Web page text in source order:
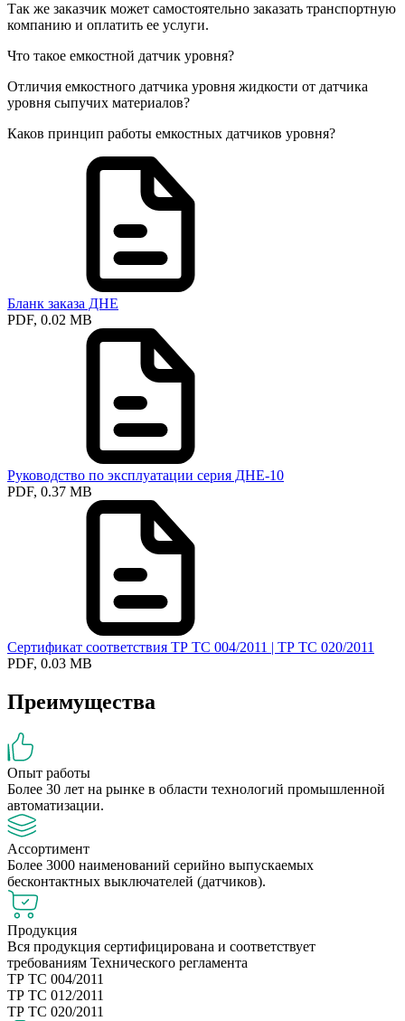
Так же заказчик может самостоятельно заказать транспортную
компанию и оплатить ее услуги.
Что такое емкостной датчик уровня?
Отличия емкостного датчика уровня жидкости от датчика
уровня сыпучих материалов?
Каков принцип работы емкостных датчиков уровня?
Бланк заказа ДНЕ
PDF, 0.02 MB
Руководство по эксплуатации серия ДНЕ-10
PDF, 0.37 MB
Сертификат соответствия ТР ТС 004/2011 | ТР ТС 020/2011
PDF, 0.03 MB
Преимущества
Опыт работы
Более 30 лет на рынке в области технологий промышленной
автоматизации.
Ассортимент
Более 3000 наименований серийно выпускаемых
бесконтактных выключателей (датчиков).
Продукция
Вся продукция сертифицирована и соответствует
требованиям Технического регламента
ТР ТС 004/2011
ТР ТС 012/2011
ТР ТС 020/2011